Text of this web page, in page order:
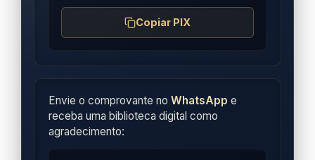
Copiar PIX
Envie o comprovante noWhatsApp e
receba uma biblioteca digital como
agradecimento: